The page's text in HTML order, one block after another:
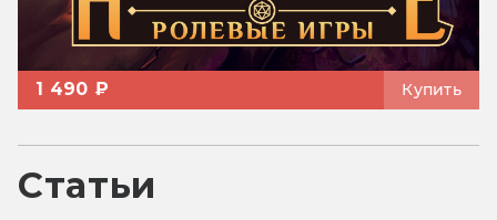
1 490 ₽ Купить
Статьи